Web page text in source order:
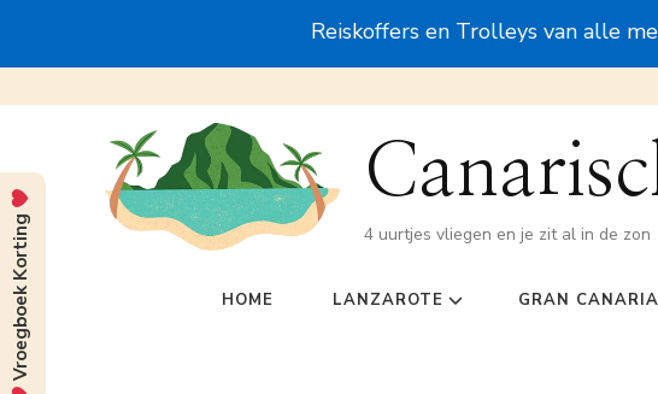
Reiskoffers en Trolleys van alle
4 uurtjes vliegen en je zit al in de zon
HOME LANZAROTE GRAN CANARIA
Vroegboek Korting